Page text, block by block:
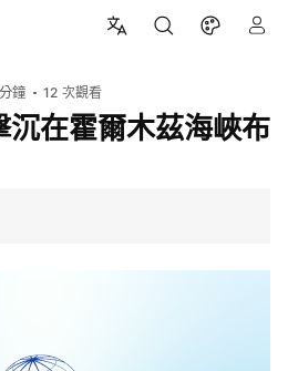
鐘 12 次觀看
沉在霍爾木茲海峽布